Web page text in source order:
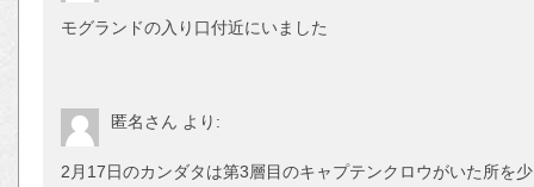
モグランドの入り口付近にいました
匿名さん より:
2月17日のカンダタは第3層目のキャプテンクロウがいた所を